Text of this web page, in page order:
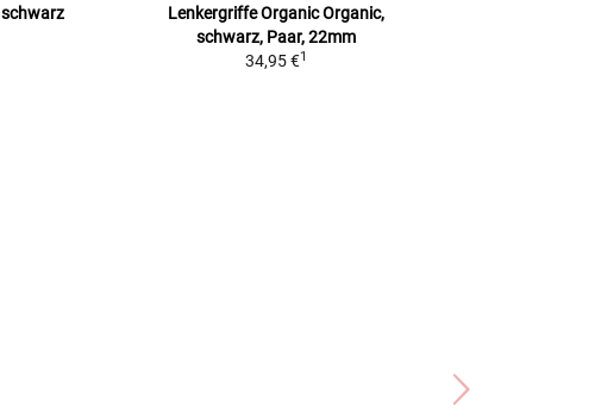
schwarz
Lenkergriffe OrganicOrganic,
schwarz, Paar, 22mm
34,95 €1